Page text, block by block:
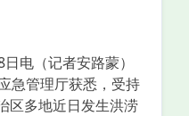
电（记者安路蒙）
急管理厅获悉，受持
区多地近日发生洪涝